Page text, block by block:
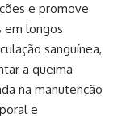
e promove
em longos
sanguínea,
a queima
na manutenção
e